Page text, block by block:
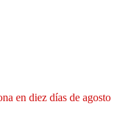
en diez días de agosto